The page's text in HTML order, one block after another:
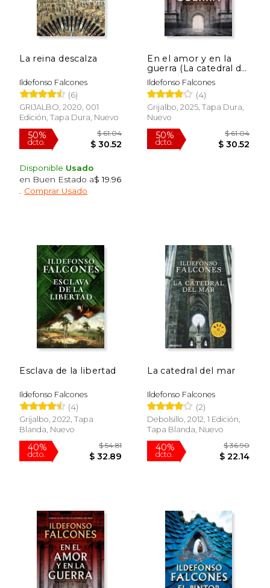
40%
La reina descalza
Ildefonso Falcones
(6)
GRIJALBO, 2020, 001
Edición, Tapa Dura, Nuevo
Disponible Usado
en Buen Estado a$ 19.96
Comprar Usado
En el amor y en la
guerra (La catedral del
mar 3)
Ildefonso Falcones
(4)
Grijalbo, 2025, Tapa Dura,
Nuevo
Esclava de la libertad
Ildefonso Falcones
(4)
Grijalbo, 2022, Tapa
Blanda, Nuevo
La catedral del mar
Ildefonso Falcones
(2)
Debolsillo, 2012, 1 Edición,
Tapa Blanda, Nuevo